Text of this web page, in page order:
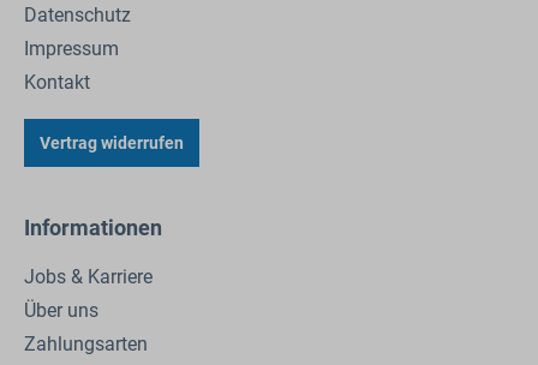
Datenschutz
Impressum
Kontakt
Vertrag widerrufen
Informationen
Jobs & Karriere
Über uns
Zahlungsarten